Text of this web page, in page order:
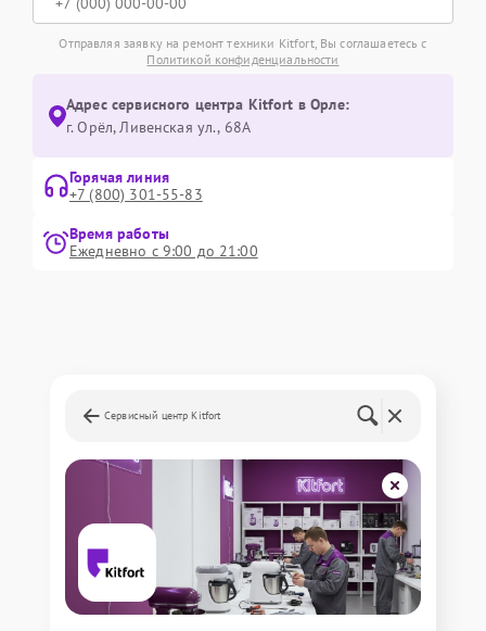
Отправляя заявку на ремонт техники Kitfort, Вы соглашаетесь с
Политикой конфиденциальности
Адрес сервисного центра Kitfort в Орле:
г. Орёл, Ливенская ул., 68А
Горячая линия
+7 (800) 301-55-83
Время работы
Ежедневно с 9:00 до 21:00
Сервисный центр Kitfort